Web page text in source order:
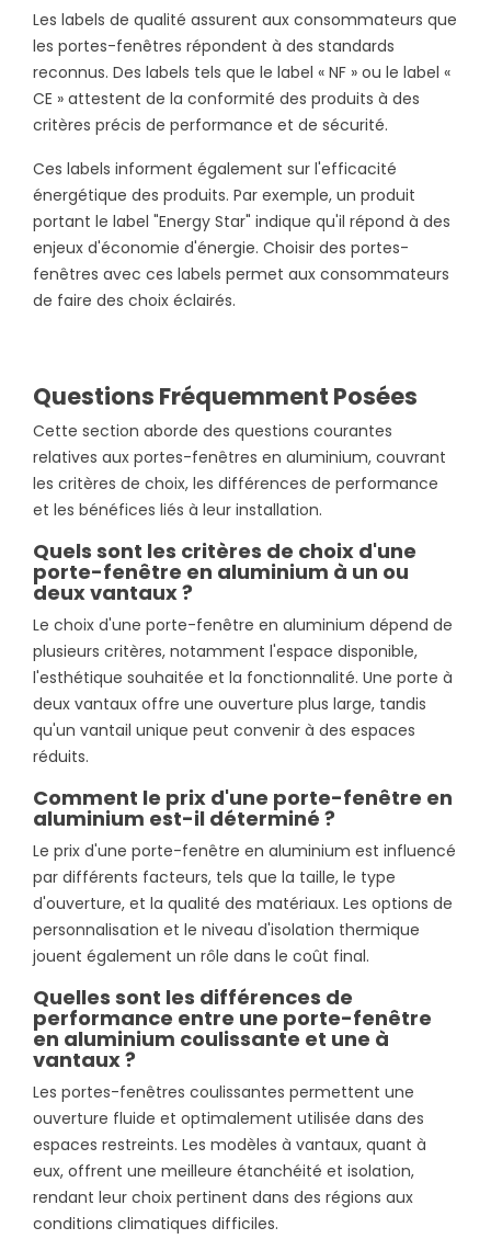
Les labels de qualité assurent aux consommateurs que
les portes-fenêtres répondent à des standards
reconnus. Des labels tels que le label « NF » ou le label «
CE » attestent de la conformité des produits à des
critères précis de performance et de sécurité.
Ces labels informent également sur l'efficacité
énergétique des produits. Par exemple, un produit
portant le label "Energy Star" indique qu'il répond à des
enjeux d'économie d'énergie. Choisir des portes-
fenêtres avec ces labels permet aux consommateurs
de faire des choix éclairés.
Questions Fréquemment Posées
Cette section aborde des questions courantes
relatives aux portes-fenêtres en aluminium, couvrant
les critères de choix, les différences de performance
et les bénéfices liés à leur installation.
Quels sont les critères de choix d'une
porte-fenêtre en aluminium à un ou
deux vantaux ?
Le choix d'une porte-fenêtre en aluminium dépend de
plusieurs critères, notamment l'espace disponible,
l'esthétique souhaitée et la fonctionnalité. Une porte à
deux vantaux offre une ouverture plus large, tandis
qu'un vantail unique peut convenir à des espaces
réduits.
Comment le prix d'une porte-fenêtre en
aluminium est-il déterminé ?
Le prix d'une porte-fenêtre en aluminium est influencé
par différents facteurs, tels que la taille, le type
d'ouverture, et la qualité des matériaux. Les options de
personnalisation et le niveau d'isolation thermique
jouent également un rôle dans le coût final.
Quelles sont les différences de
performance entre une porte-fenêtre
en aluminium coulissante et une à
vantaux ?
Les portes-fenêtres coulissantes permettent une
ouverture fluide et optimalement utilisée dans des
espaces restreints. Les modèles à vantaux, quant à
eux, offrent une meilleure étanchéité et isolation,
rendant leur choix pertinent dans des régions aux
conditions climatiques difficiles.